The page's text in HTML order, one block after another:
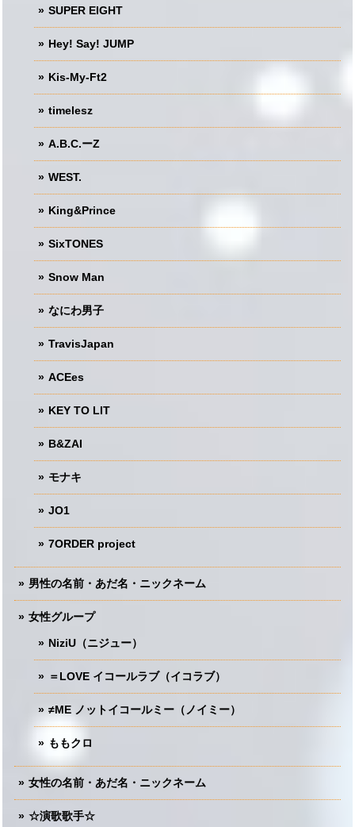
SUPER EIGHT
Hey! Say! JUMP
Kis-My-Ft2
timelesz
A.B.C.ーZ
WEST.
King&Prince
SixTONES
Snow Man
なにわ男子
TravisJapan
ACEes
KEY TO LIT
B&ZAI
モナキ
JO1
7ORDER project
男性の名前・あだ名・ニックネーム
女性グループ
NiziU（ニジュー）
＝LOVE イコールラブ（イコラブ）
≠ME ノットイコールミー（ノイミー）
ももクロ
女性の名前・あだ名・ニックネーム
☆演歌歌手☆